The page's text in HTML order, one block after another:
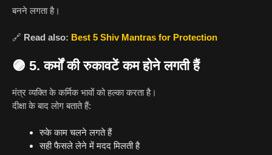
बनने लगता है।
🔗 Read also: Best 5 Shiv Mantras for Protection
🟣 5. कर्मों की रुकावटें कम होने लगती हैं
मंत्र व्यक्ति के कर्मिक भावों को हल्का करता है।
दीक्षा के बाद लोग बताते हैं:
रुके काम चलने लगते हैं
सही फैसले लेने में मदद मिलती है